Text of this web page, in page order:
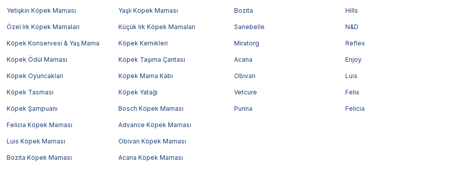
Yetişkin Köpek Maması Yaşlı Köpek Maması
Özel Irk Köpek Mamaları Küçük Irk Köpek Mamaları
Köpek Konservesi & Yaş Mama Köpek Kemikleri
Köpek Ödül Maması Köpek Taşıma Çantası
Köpek Oyuncakları Köpek Mama Kabı
Köpek Tasması Köpek Yatağı
Köpek Şampuanı Bosch Köpek Maması
Felicia Köpek Maması Advance Köpek Maması
Luis Köpek Maması Obivan Köpek Maması
Bozita Köpek Maması Acana Köpek Maması
Bozita Hills
Sanebelle N&D
Miratorg Reflex
Acana Enjoy
Obivan Luis
Vetcure Felix
Purina Felicia